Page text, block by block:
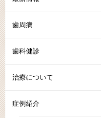
歯周病
歯科健診
治療について
症例紹介